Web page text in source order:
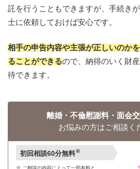
託を行うこともできますが、手続き
士に依頼しておけば安心です。
相手の申告内容や主張が正しいのか
ることができるので、納得のいく財
待できます。
離婚・不倫慰謝料・面会
お悩みの方はご相談く
初回相談60分無料※